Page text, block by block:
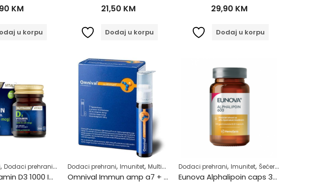
KM
u korpu
21,50 KM
Dodaj u korpu
29,90 KM
Dodaj u korpu
, Dodaci prehrani,Kosti, mišići, zglobovi ,Samoliječenje, Sportske ozljede,Vitamin D,Zdrav kao drijen
Nutraxin Vitamin D3 1000 IU tbl a120
Dodaci prehrani, Imunitet, Multivitamini ,Samoliječenje,Vitamini i minerali
Omnival Immun amp a7 + caps a7
Dodaci prehrani, Imunitet, Šećerna bolest-dijabetes
Eunova Alphalipoin caps 30×600